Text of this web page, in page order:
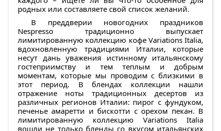
родных или составляете свой список желаний.
В преддверии новогодних праздников
Nespresso традиционно выпускает
лимитированную коллекцию кофе Variations Italia,
вдохновленную традициями Италии, которые
несут дань уважения истинному итальянскому
гостеприимству и тем теплым и добрым
моментам, которые мы проводим с близкими в
этот период. В блендах коллекции нашли
отражение ноты традиционных десертов из
различных регионов Италии: пирог с фундуком,
печенье амаретти и бискотти с орехом пекан. В
лимитированную коллекцию Variations Italia
вошли не только бленды со вкусом итальянских